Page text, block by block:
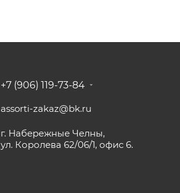
+7 (906) 119-73-84
assorti-zakaz@bk.ru
г. Набережные Челны,
ул. Королева 62/06/1, офис 6.